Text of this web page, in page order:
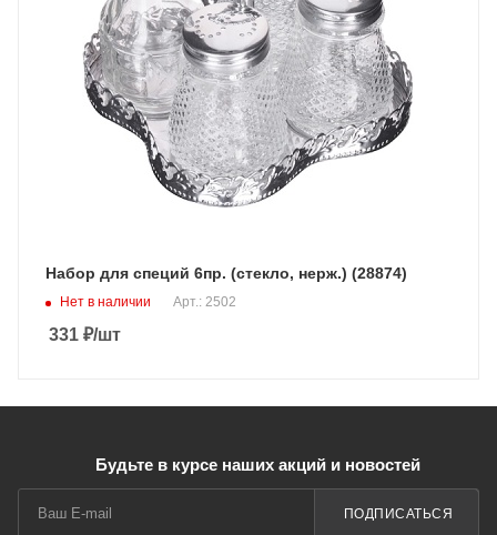
Набор для специй 6пр. (стекло, нерж.) (28874)
Нет в наличии Арт.: 2502
331 ₽/шт
Будьте в курсе наших акций и новостей
ПОДПИСАТЬСЯ